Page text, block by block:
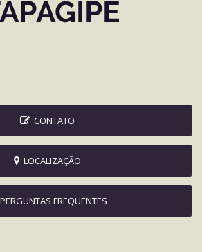
CONTATO
LOCALIZAÇÃO
FREQUENTES